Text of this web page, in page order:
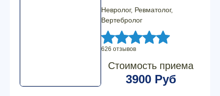
Невролог, Ревматолог,
Вертебролог
626 отзывов
Стоимость приема
3900 Руб